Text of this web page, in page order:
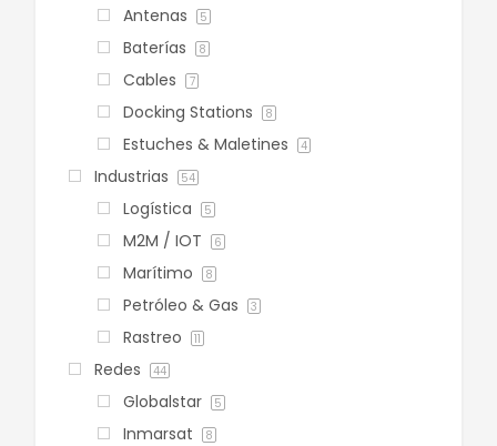
Antenas 5
Baterías 8
Cables 7
Docking Stations 8
Estuches & Maletines 4
Industrias 54
Logística 5
M2M / IOT 6
Marítimo 8
Petróleo & Gas 3
Rastreo 11
Redes 44
Globalstar 5
Inmarsat 8